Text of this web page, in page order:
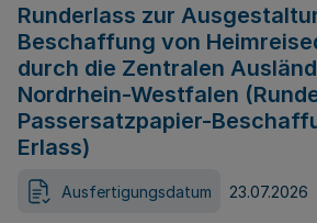
Runderlass zur
Beschaffung von
durch die Zentralen
Nordrhein-Westfalen
Passersatzpapier-
Erlass)
Ausfertigungsdatum 23.07.2026